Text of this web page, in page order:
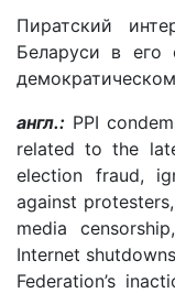
Пиратский
Беларуси в
англ.: PPI
related to the
election fraud,
against
media
Internet
Federation’s